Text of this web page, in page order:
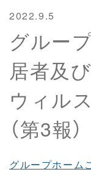
2022.9.5
グルー
居者及
ウィル
（第3報）
グループホーム